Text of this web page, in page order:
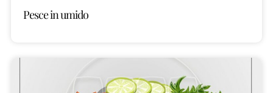
Pesce in umido